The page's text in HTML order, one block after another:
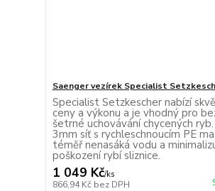
Saenger vezírek Specialist
Specialist Setzkescher nabízí
ceny a výkonu a je vhodný pro
šetrné uchovávání chycených ryb.
3mm síť s rychleschnoucím PE
téměř nenasáká vodu a
poškození rybí sliznice.
1 049 Kč/ks
866,94 Kč bez DPH